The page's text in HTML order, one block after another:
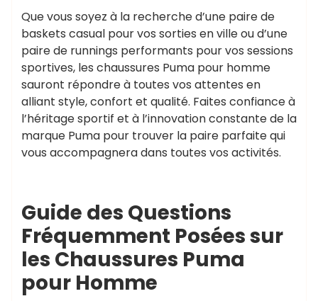
Que vous soyez à la recherche d’une paire de
baskets casual pour vos sorties en ville ou d’une
paire de runnings performants pour vos sessions
sportives, les chaussures Puma pour homme
sauront répondre à toutes vos attentes en
alliant style, confort et qualité. Faites confiance à
l’héritage sportif et à l’innovation constante de la
marque Puma pour trouver la paire parfaite qui
vous accompagnera dans toutes vos activités.
Guide des Questions
Fréquemment Posées sur
les Chaussures Puma
pour Homme